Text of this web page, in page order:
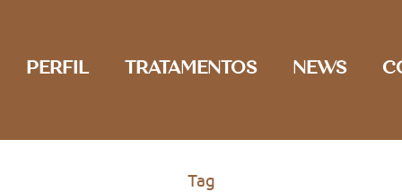
PERFIL TRATAMENTOS NEWS
Tag